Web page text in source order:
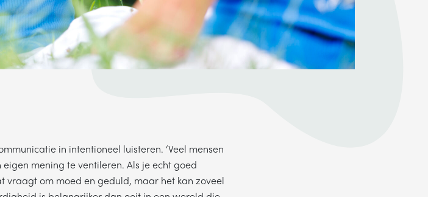
in intentioneel luisteren. ‘Veel mensen
mening te ventileren. Als je echt goed
vraagt om moed en geduld, maar het kan zoveel